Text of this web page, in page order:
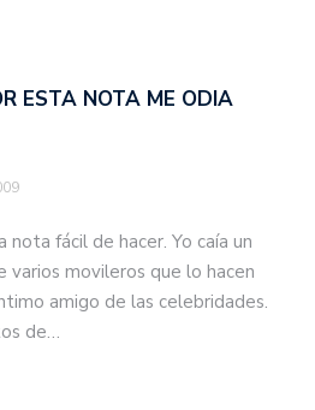
ESTA NOTA ME ODIA
nota fácil de hacer. Yo caía un
varios movileros que lo hacen
amigo de las celebridades.
de…